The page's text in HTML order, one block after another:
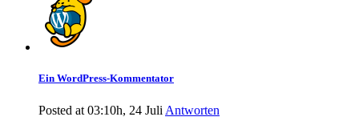
Ein WordPress-Kommentator
Posted at 03:10h, 24 Juli Antworten